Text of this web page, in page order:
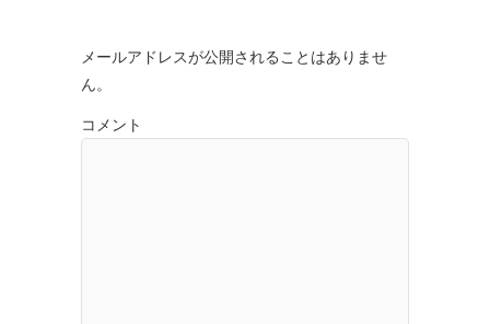
メールアドレスが公開されることはありませ
ん。
コメント